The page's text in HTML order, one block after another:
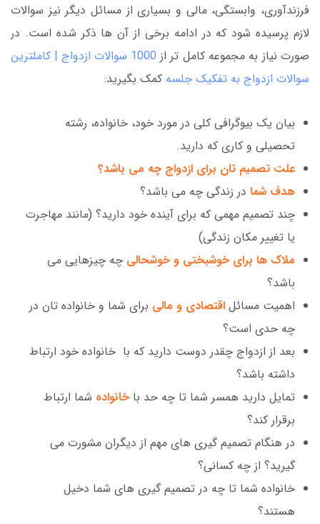
فرزندآوری، وابستگی، مالی و بسیاری از مسائل دیگر نیز سوالات
لازم پرسیده شود که در ادامه برخی از آن ها ذکر شده است. در
صورت نیاز به مجموعه کامل تر از
1000 سوالات ازدواج | کاملترین
سوالات ازدواج به تفکیک جلسه کمک بگیرید:
بیان یک بیوگرافی کلی در مورد خود، خانواده، رشته
تحصیلی و کاری که دارید.
علت تصمیم تان برای ازدواج چه می باشد؟
هدف شما در زندگی چه می باشد؟
چند تصمیم مهمی که برای آینده خود دارید؟ (مانند مهاجرت
یا تغییر مکان زندگی)
ملاک ها برای خوشبختی و خوشحالی چه چیزهایی می
باشد؟
اهمیت مسائل اقتصادی و مالی برای شما و خانواده تان در
چه حدی است؟
بعد از ازدواج چقدر دوست دارید که با خانواده خود ارتباط
داشته باشد؟
تمایل دارید همسر شما تا چه حد با خانواده شما ارتباط
برقرار کند؟
در هنگام تصمیم گیری های مهم از دیگران مشورت می
گیرید؟ از چه کسانی؟
خانواده شما تا چه در تصمیم گیری های شما دخیل
هستند؟